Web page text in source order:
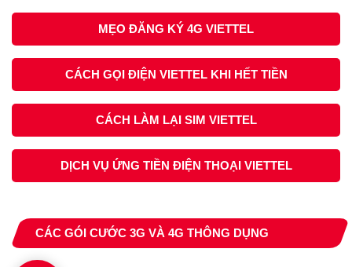
MẸO ĐĂNG KÝ 4G VIETTEL
CÁCH GỌI ĐIỆN VIETTEL KHI HẾT TIỀN
CÁCH LÀM LẠI SIM VIETTEL
DỊCH VỤ ỨNG TIỀN ĐIỆN THOẠI VIETTEL
CÁC GÓI CƯỚC 3G VÀ 4G THÔNG DỤNG